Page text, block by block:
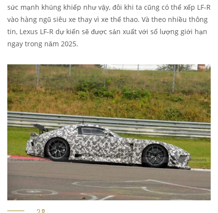
sức mạnh khủng khiếp như vậy, đôi khi ta cũng có thể xếp LF-R
vào hàng ngũ siêu xe thay vì xe thể thao. Và theo nhiều thông
tin, Lexus LF-R dự kiến sẽ được sản xuất với số lượng giới hạn
ngay trong năm 2025.